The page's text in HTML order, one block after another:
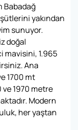
Babadağ
yakından
sunuyor.
doğal
mavisini, 1.965
Ana
1700 mt
1970 metre
Modern
her yaştan